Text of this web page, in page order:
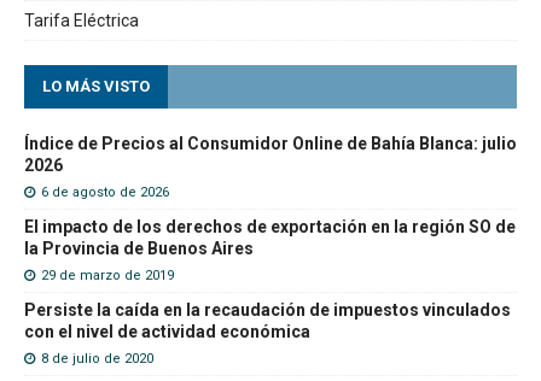
Tarifa Eléctrica
LO MÁS VISTO
Índice de Precios al Consumidor Online de Bahía Blanca: julio
2026
6 de agosto de 2026
El impacto de los derechos de exportación en la región SO de
la Provincia de Buenos Aires
29 de marzo de 2019
Persiste la caída en la recaudación de impuestos vinculados
con el nivel de actividad económica
8 de julio de 2020